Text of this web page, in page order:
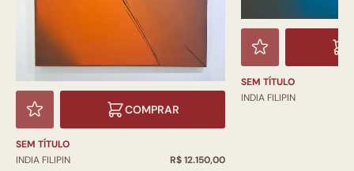
COMPRAR
SEM TÍTULO
INDIA FILIPIN
R$ 12.150,00
SEM TÍTULO
INDIA FILIPIN